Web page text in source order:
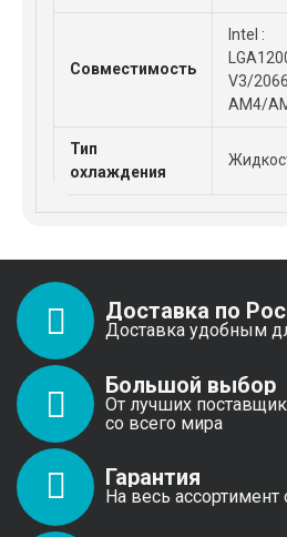
Совместимость
Intel :
V3/
AM4/
Тип
охлаждения
Доставка по
Доставка удобным
Большой выбор
От лучших
со всего мира
Гарантия
На весь ассортимент